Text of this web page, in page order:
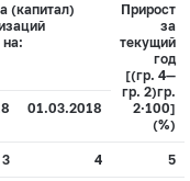
(капитал)
Прирост
за
текущий
год
[(гр. 4—
гр. 2)÷гр.
2·100]
(%)
01.03.2018
3 4 5